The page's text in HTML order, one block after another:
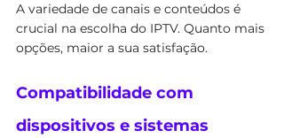
A variedade de canais e conteúdos é
crucial na escolha do IPTV. Quanto mais
opções, maior a sua satisfação.
Compatibilidade com
dispositivos e sistemas